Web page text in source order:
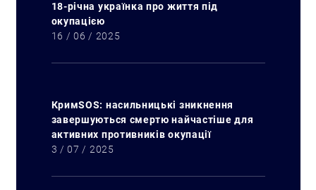
18-річна українка про життя під
окупацією
16 / 06 / 2025
КримSOS: насильницькі зникнення
завершуються смертю найчастіше для
активних противників окупації
3 / 07 / 2025